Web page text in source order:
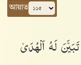
আয়াত
لَهُ ٱلْهُدَىٰ